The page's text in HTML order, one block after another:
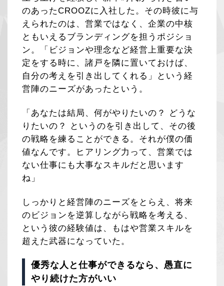
のあったCROOZに入社した。その時彼に与
えられたのは、営業ではなく、企業の中核
ともいえるブランディングを担うポジショ
ン。「ビジョンや理念など経営上重要な決
定をする時に、諸戸を隣に置いておけば、
自分の考えを引き出してくれる」という経
営陣のニーズがあったという。
「あなたは結局、何がやりたいの？ どうな
りたいの？ というのを引き出して、その後
の戦略を練ることができる。それが僕の価
値なんです。ヒアリング力って、営業では
ない仕事にも大事なスキルだと思います
ね」
しっかりと経営陣のニーズをとらえ、将来
のビジョンを逆算しながら戦略を考える、
という彼の経験値は、もはや営業スキルを
超えた武器になっていた。
優秀な人と仕事ができるなら、愚直に
やり続けた方がいい